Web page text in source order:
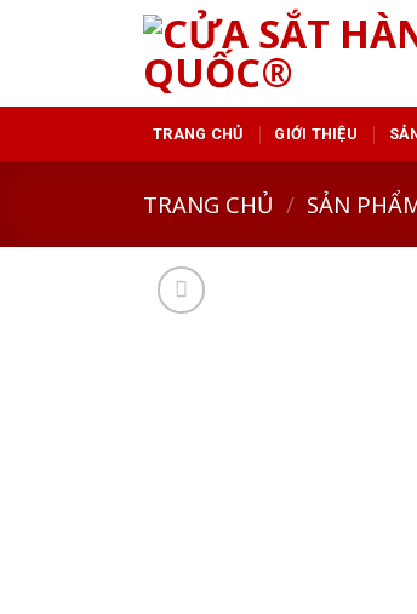
TRANG CHỦ GIỚI THIỆU
TRANG CHỦ / SẢN